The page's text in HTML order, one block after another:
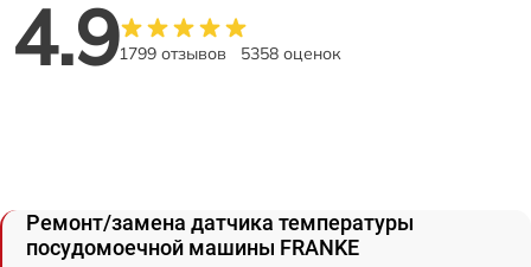
4.91799 отзывов 5358 оценок
Ремонт/замена датчика температуры
посудомоечной машины FRANKE